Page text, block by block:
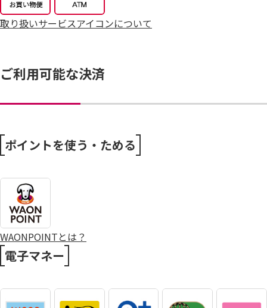
7/25～全力プライス8月号
取り扱いサービスアイコンについて
ご利用可能な決済
ポイントを使う・ためる
WAONPOINTとは？
電子マネー